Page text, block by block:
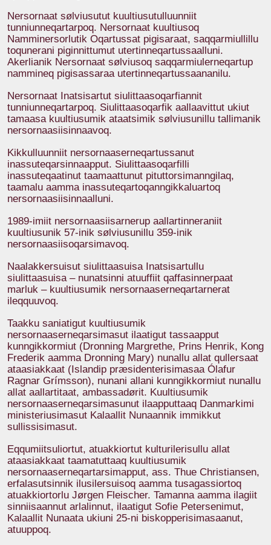
Nersornaat sølviusutut kuultiusutulluunniit
tunniunneqartarpoq. Nersornaat kuultiusoq
Namminersorlutik Oqartussat pigisaraat, saqqarmiullillu
toqunerani piginnittumut utertinneqartussaalluni.
Akerlianik Nersornaat sølviusoq saqqarmiulerneqartup
nammineq pigisassaraa utertinneqartussaananilu.
Nersornaat Inatsisartut siulittaasoqarfiannit
tunniunneqartarpoq. Siulittaasoqarfik aallaavittut ukiut
tamaasa kuultiusumik ataatsimik sølviusunillu tallimanik
nersornaasiisinnaavoq.
Kikkulluunniit nersornaaserneqartussanut
inassuteqarsinnaapput. Siulittaasoqarfilli
inassuteqaatinut taamaattunut pituttorsimanngilaq,
taamalu aamma inassuteqartoqanngikkaluartoq
nersornaasiisinnaalluni.
1989-imiit nersornaasiisarnerup aallartinneraniit
kuultiusunik 57-inik sølviusunillu 359-inik
nersornaasiisoqarsimavoq.
Naalakkersuisut siulittaasuisa Inatsisartullu
siulittaasuisa – nunatsinni atuuffiit qaffasinnerpaat
marluk – kuultiusumik nersornaaserneqartarnerat
ileqquuvoq.
Taakku saniatigut kuultiusumik
nersornaaserneqarsimasut ilaatigut tassaapput
kunngikkormiut (Dronning Margrethe, Prins Henrik, Kong
Frederik aamma Dronning Mary) nunallu allat qullersaat
ataasiakkaat (Islandip præsidenterisimasaa Ólafur
Ragnar Grímsson), nunani allani kunngikkormiut nunallu
allat aallartitaat, ambassadørit. Kuultiusumik
nersornaaserneqarsimasunut ilaapputtaaq Danmarkimi
ministeriusimasut Kalaallit Nunaannik immikkut
sullissisimasut.
Eqqumiitsuliortut, atuakkiortut kulturilerisullu allat
ataasiakkaat taamatuttaaq kuultiusumik
nersornaaserneqartarsimapput, ass. Thue Christiansen,
erfalasutsinnik ilusilersuisoq aamma tusagassiortoq
atuakkiortorlu Jørgen Fleischer. Tamanna aamma ilagiit
sinniisaannut arlalinnut, ilaatigut Sofie Petersenimut,
Kalaallit Nunaata ukiuni 25-ni biskopperisimasaanut,
atuuppoq.